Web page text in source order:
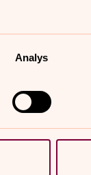
Analys